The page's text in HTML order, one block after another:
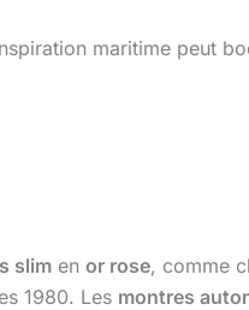
maritime peut
slim en or rose, comme
1980. Les montres